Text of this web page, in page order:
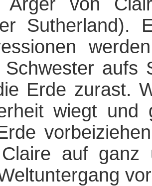
Sutherland).
Schwester aufs
Erde zurast.
wiegt
auf ganz